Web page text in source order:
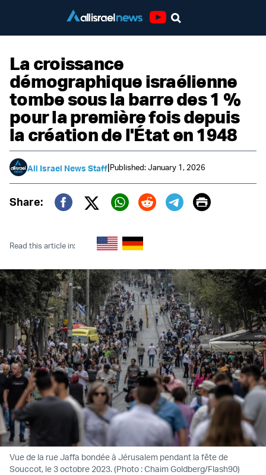
La croissance
démographique israélienne
tombe sous la barre des 1 %
pour la première fois depuis
la création de l'État en 1948
All Israel News Staff|Published: January 1, 2026
Share:
Twitter (X)
Print
Read this article in:
Vue de la rue Jaffa bondée à Jérusalem pendant la fête de
Souccot, le 3 octobre 2023. (Photo : Chaim Goldberg/Flash90)